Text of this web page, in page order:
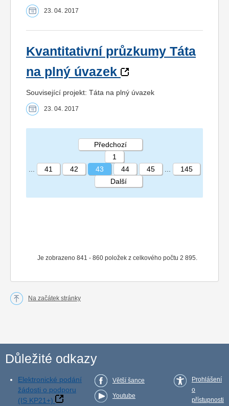
23. 04. 2017
Kvantitativní průzkumy Táta
na plný úvazek
Související projekt: Táta na plný úvazek
23. 04. 2017
STRÁNKA 43 145
Je zobrazeno 841 - 860 položek z celkového počtu 2 895.
Předchozí
1
41 42 43 44 45
145
Další
Na začátek stránky
Důležité odkazy
Elektronické podání
žádosti o podporu
(IS KP21+)
Větší šance
Youtube
Prohlášení
o
přístupnosti